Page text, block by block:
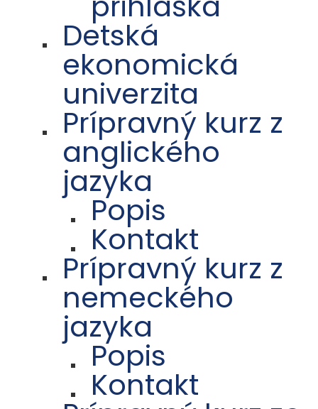
Detská
ekonomická
univerzita
Prípravný kurz z
anglického
jazyka
Popis
Kontakt
Prípravný kurz z
nemeckého
jazyka
Popis
Kontakt